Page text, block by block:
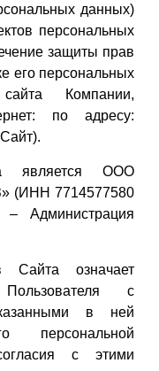
данных)
персональных
защиты прав
его персональных
Компании,
по адресу:
является ООО
7714577580
Администрация
Сайта означает
Пользователя с
в ней
персональной
с этими